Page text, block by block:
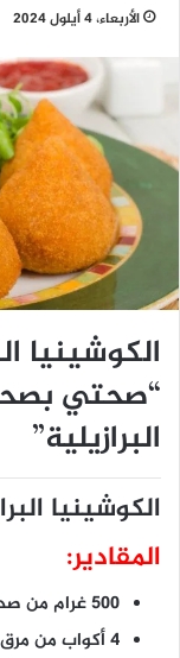
الأربعاء، 4 أيلول 2024
الكوشينيا
“صحتي
البرازيلية”
الكوشينيا
المقادير:
500 غرام من صدور الدجاج.
4 أكواب من مرق الدجاج.